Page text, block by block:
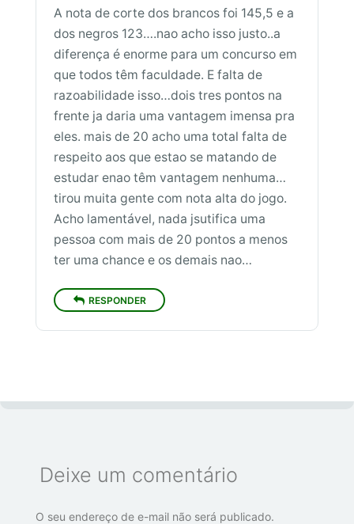
A nota de corte dos brancos foi 145,5 e a
dos negros 123….nao acho isso justo..a
diferença é enorme para um concurso em
que todos têm faculdade. E falta de
razoabilidade isso…dois tres pontos na
frente ja daria uma vantagem imensa pra
eles. mais de 20 acho uma total falta de
respeito aos que estao se matando de
estudar enao têm vantagem nenhuma…
tirou muita gente com nota alta do jogo.
Acho lamentável, nada jsutifica uma
pessoa com mais de 20 pontos a menos
ter uma chance e os demais nao…
RESPONDER
Deixe um comentário
O seu endereço de e-mail não será publicado.